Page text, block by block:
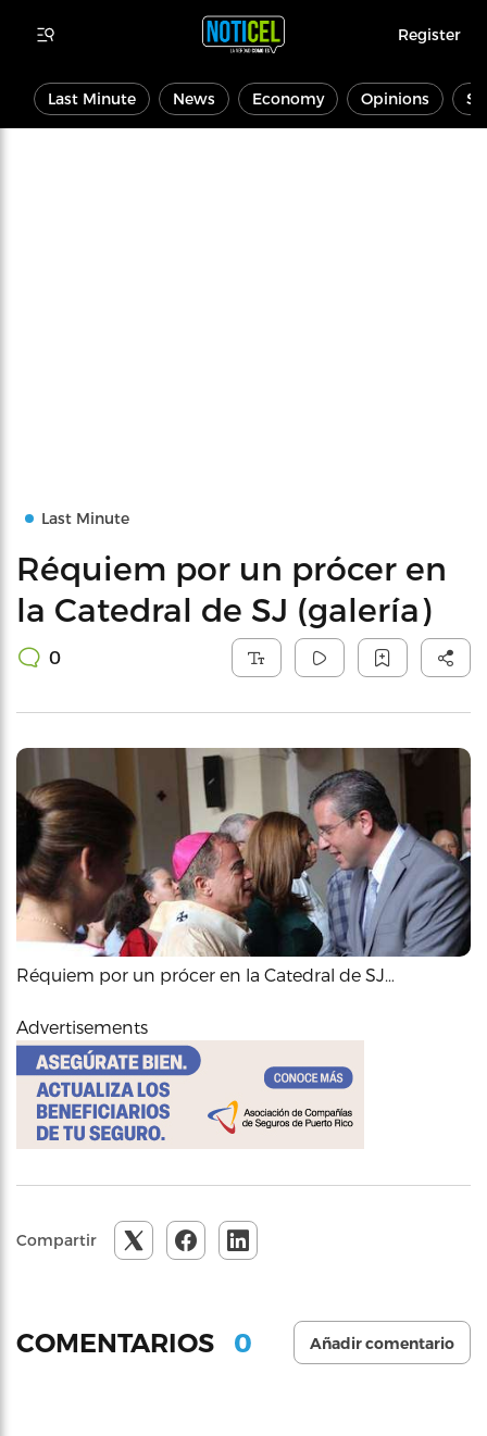
Register
Last Minute News Economy Opinions
Last Minute
Réquiem por un prócer en
la Catedral de SJ (galería)
0
Réquiem por un prócer en la Catedral de SJ…
Advertisements
Compartir
COMENTARIOS 0 Añadir comentario